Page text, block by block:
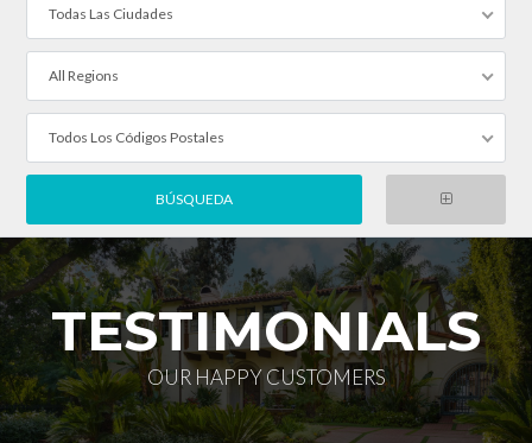
Todas Las Ciudades
All Regions
Todos Los Códigos Postales
TESTIMONIALS
OUR HAPPY CUSTOMERS